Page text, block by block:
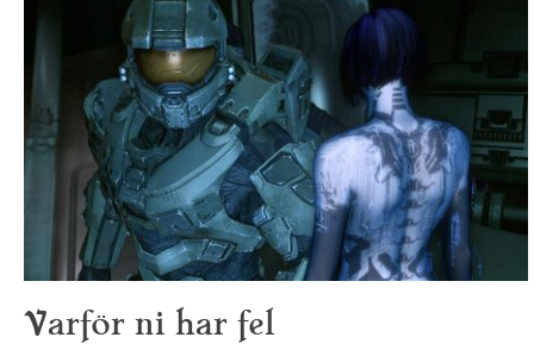
Varför ni har fel